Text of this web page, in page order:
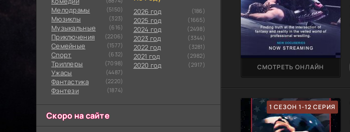
Мелодрамы (5150)
Мюзиклы (323)
Музыкальные (616)
Приключения (2206)
Семейные (1577)
Cпорт (632)
Триллеры (7098)
Ужасы (4487)
Фантастика (2220)
Фэнтези (1874)
2026 год (186)
2025 год (1665)
2024 год (2498)
2023 год (3344)
2022 год (3281)
2021 год (2982)
2020 год (2917)
Скоро на сайте
СМОТРЕТЬ ОНЛАЙН
1 СЕЗОН 1-12 СЕРИЯ